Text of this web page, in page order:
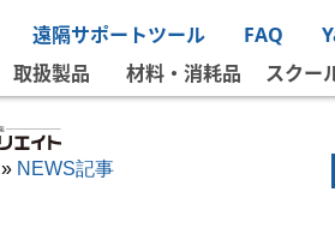
遠隔サポートツール FAQ
取扱製品
材料・消耗品 スクー
» NEWS記事